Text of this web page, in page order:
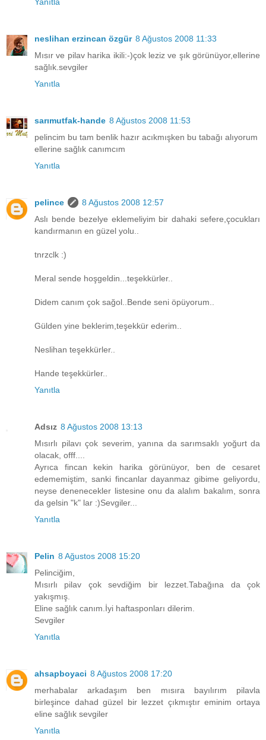
neslihan erzincan özgür 8 Ağustos 2008 11:33
Mısır ve pilav harika ikili:-)çok leziz ve şık görünüyor,ellerine
sağlık.sevgiler
Yanıtla
sarımutfak-hande 8 Ağustos 2008 11:53
pelincim bu tam benlik hazır acıkmışken bu tabağı alıyorum
ellerine sağlık canımcım
Yanıtla
pelince
8 Ağustos 2008 12:57
Aslı bende bezelye eklemeliyim bir dahaki sefere,çocukları
kandırmanın en güzel yolu..
tnrzclk :)
Meral sende hoşgeldin...teşekkürler..
Didem canım çok sağol..Bende seni öpüyorum..
Gülden yine beklerim,teşekkür ederim..
Neslihan teşekkürler..
Hande teşekkürler..
Yanıtla
Adsız 8 Ağustos 2008 13:13
Mısırlı pilavı çok severim, yanına da sarımsaklı yoğurt da
olacak, offf....
Ayrıca fincan kekin harika görünüyor, ben de cesaret
edememiştim, sanki fincanlar dayanmaz gibime geliyordu,
neyse denenecekler listesine onu da alalım bakalım, sonra
da gelsin "k" lar :)Sevgiler...
Yanıtla
Pelin 8 Ağustos 2008 15:20
Pelinciğim,
Mısırlı pilav çok sevdiğim bir lezzet.Tabağına da çok
yakışmış.
Eline sağlık canım.İyi haftasponları dilerim.
Sevgiler
Yanıtla
ahsapboyaci 8 Ağustos 2008 17:20
merhabalar arkadaşım ben mısıra bayılırım pilavla
birleşince dahad güzel bir lezzet çıkmıştır eminim ortaya
eline sağlık sevgiler
Yanıtla